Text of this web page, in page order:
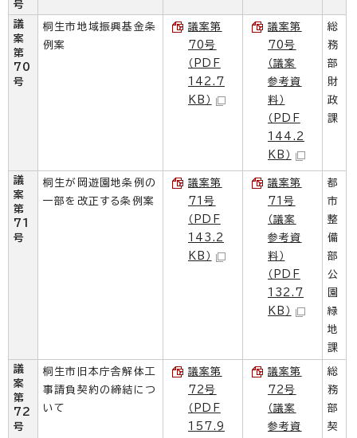
号
議
案
第
70
号
桐生市地域振興基金条
例案
議案第
70号
（PDF
142.7
KB）
議案第
70号
（議案
参考資
料）
（PDF
144.2
KB）
総
務
部
財
政
課
議
案
第
71
号
桐生が岡遊園地条例の
一部を改正する条例案
議案第
71号
（PDF
143.2
KB）
議案第
71号
（議案
参考資
料）
（PDF
132.7
KB）
都
市
整
備
部
公
園
緑
地
課
議
案
第
72
号
桐生市旧本庁舎解体工
事請負契約の締結につ
いて
議案第
72号
（PDF
157.9
議案第
72号
（議案
参考資
総
務
部
契